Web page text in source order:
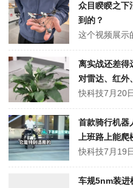
众目睽睽之下
到的？
离实战还差得
对雷达、红外
首款骑行机器
上班路上能
车规5nm装进